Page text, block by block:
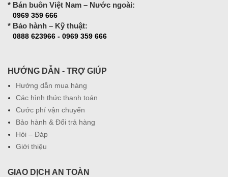
* Bán buôn Việt Nam – Nước ngoài:
0969 359 666
* Bảo hành – Kỹ thuật:
0888 623966 - 0969 359 666
HƯỚNG DẪN - TRỢ GIÚP
Hướng dẫn mua hàng
Các hình thức thanh toán
Cước phí vận chuyển
Bảo hành & Đổi trả hàng
Hỏi – Đáp
Giới thiệu
GIAO DỊCH AN TOÀN